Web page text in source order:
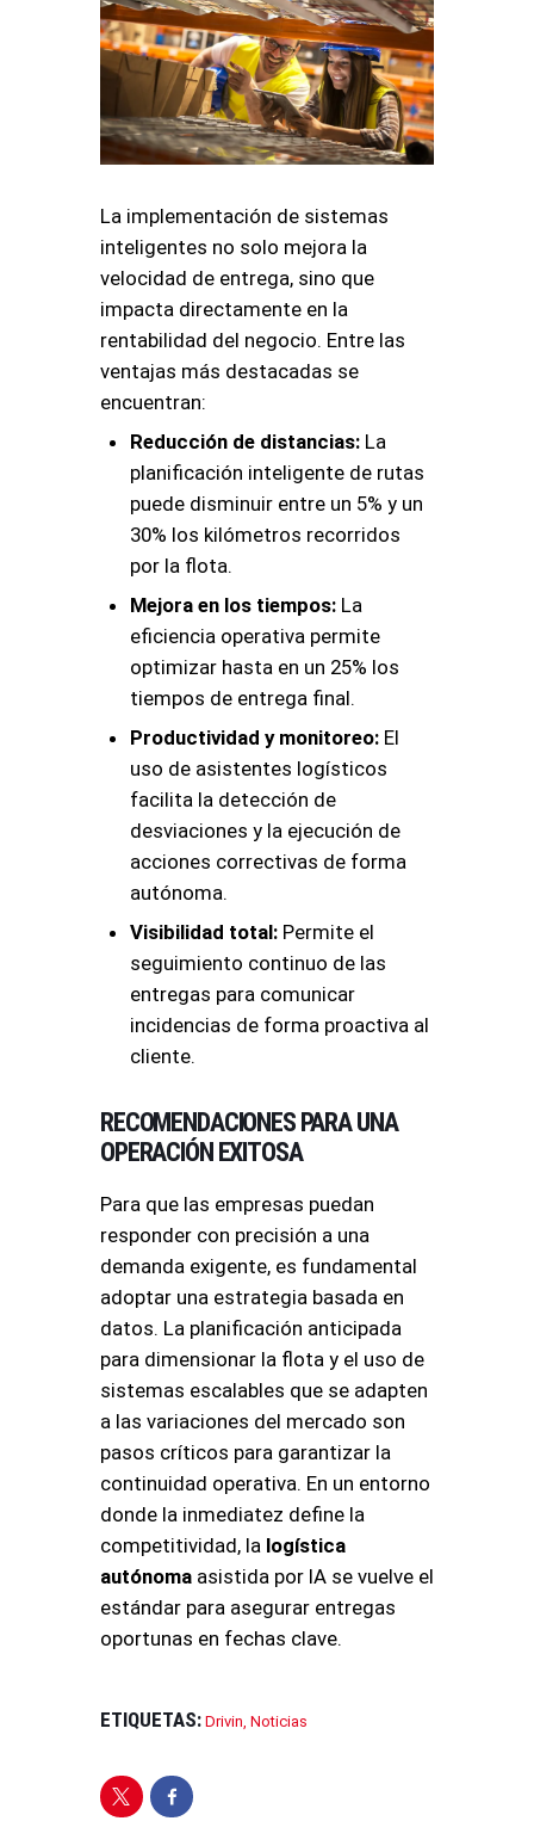
La implementación de sistemas
inteligentes no solo mejora la
velocidad de entrega, sino que
impacta directamente en la
rentabilidad del negocio. Entre las
ventajas más destacadas se
encuentran:
Reducción de distancias: La
planificación inteligente de rutas
puede disminuir entre un 5% y un
30% los kilómetros recorridos
por la flota.
Mejora en los tiempos: La
eficiencia operativa permite
optimizar hasta en un 25% los
tiempos de entrega final.
Productividad y monitoreo: El
uso de asistentes logísticos
facilita la detección de
desviaciones y la ejecución de
acciones correctivas de forma
autónoma.
Visibilidad total: Permite el
seguimiento continuo de las
entregas para comunicar
incidencias de forma proactiva al
cliente.
RECOMENDACIONES PARA UNA
OPERACIÓN EXITOSA
Para que las empresas puedan
responder con precisión a una
demanda exigente, es fundamental
adoptar una estrategia basada en
datos. La planificación anticipada
para dimensionar la flota y el uso de
sistemas escalables que se adapten
a las variaciones del mercado son
pasos críticos para garantizar la
continuidad operativa. En un entorno
donde la inmediatez define la
competitividad, la logística
autónoma asistida por IA se vuelve el
estándar para asegurar entregas
oportunas en fechas clave.
ETIQUETAS: Drivin, Noticias